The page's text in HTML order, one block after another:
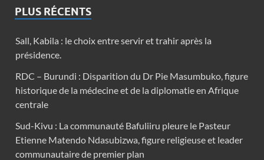
PLUS RÉCENTS
Sall, Kabila : le choix entre servir et trahir après la
présidence.
RDC – Burundi : Disparition du Dr Pie Masumbuko, figure
historique de la médecine et de la diplomatie en Afrique
centrale
Sud-Kivu : La communauté Bafuliiru pleure le Pasteur
Etienne Matendo Ndasubizwa, figure religieuse et leader
communautaire de premier plan